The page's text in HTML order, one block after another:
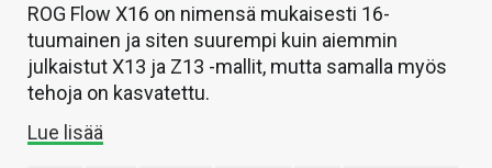
ROG Flow X16 on nimensä mukaisesti 16-
tuumainen ja siten suurempi kuin aiemmin
julkaistut X13 ja Z13 -mallit, mutta samalla myös
tehoja on kasvatettu.
Lue lisää